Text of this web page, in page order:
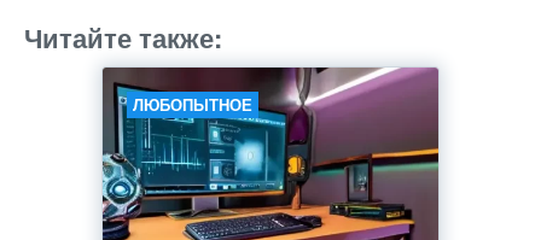
Читайте также:
ЛЮБОПЫТНОЕ